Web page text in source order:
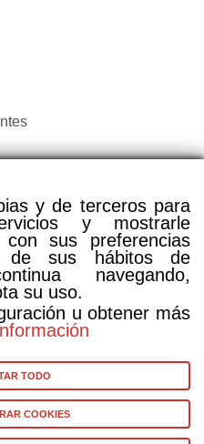
comparando más
Network SL. - All Rights
y de terceros para
y mostrarle
con sus preferencias
de sus hábitos de
navegando,
su uso.
u obtener más
TODO
COOKIES